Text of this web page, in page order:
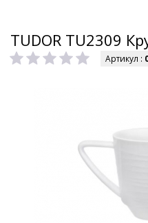
TUDOR TU2309
Артикул :